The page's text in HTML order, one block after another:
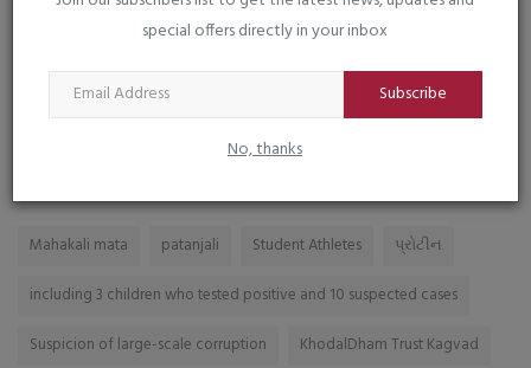
special offers directly in your inbox
Subscribe
No, thanks
Aug 8, 2026 0
Mahakali mata patanjali Student Athletes
પ્રોટીન
including 3 children who tested positive and 10 suspected cases
Suspicion of large-scale corruption
KhodalDham Trust Kagvad